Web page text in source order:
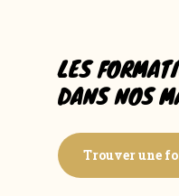
LES
DANS NOS
Trouver une